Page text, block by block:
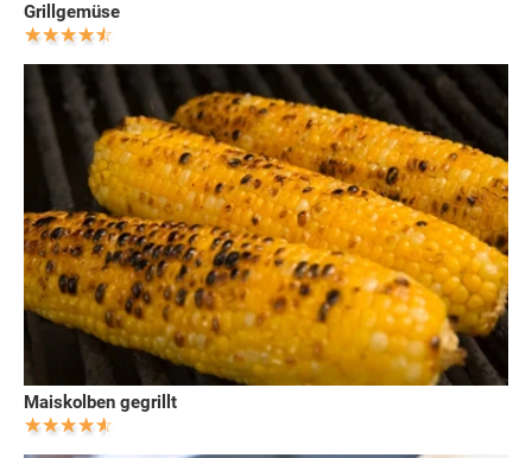
Grillgemüse
Maiskolben gegrillt